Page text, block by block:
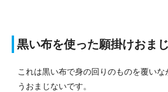
黒い布を使った願掛けおま
これは黒い布で身の回りのものを覆い
うおまじないです。